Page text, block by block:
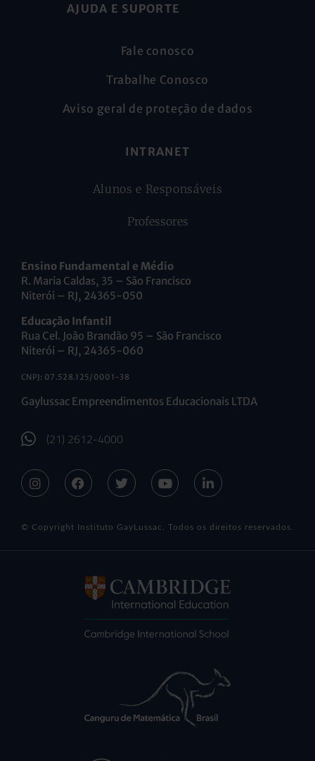
AJUDA E SUPORTE
Fale conosco
Trabalhe Conosco
Aviso geral de proteção de dados
INTRANET
Alunos e Responsáveis
Professores
Ensino Fundamental e Médio
R. Maria Caldas, 35 – São Francisco
Niterói – RJ, 24365-050
Educação Infantil
Rua Cel. João Brandão 95 – São Francisco
Niterói – RJ, 24365-060
CNPJ: 07.528.125/0001-38
Gaylussac Empreendimentos Educacionais LTDA
(21) 2612-4000
© Copyright Instituto GayLussac. Todos os direitos reservados.